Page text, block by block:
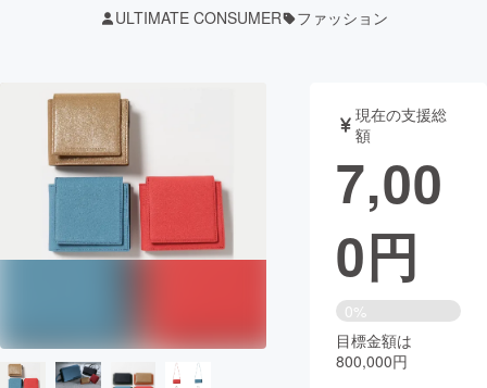
テクノロジー・ガジェット
映像・映画 書籍・雑誌
ビジネス・起業 チャレンジ
CAMPFIRE for Social Good
CAMPFIRE Creation
ULTIMATE CONSUMER ファッション
現在の支援総
額
7,00
0円
0%
目標金額は
800,000円